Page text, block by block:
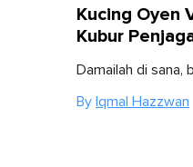
Kucing Oyen
Kubur
Damailah di sana,
By Iqmal Hazzwan